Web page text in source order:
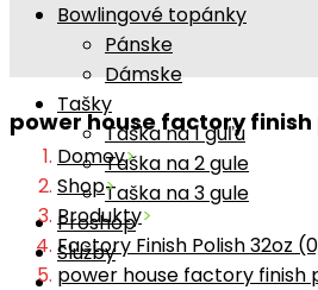
Bowlingové topánky
Pánske
Dámske
Tašky
Taška na 1 guľu
Taška na 2 gule
Taška na 3 gule
Proshop
Služby
power house factory finish
Domov>
Shop>
Produkty>
Factory Finish Polish 32oz
power house factory finish